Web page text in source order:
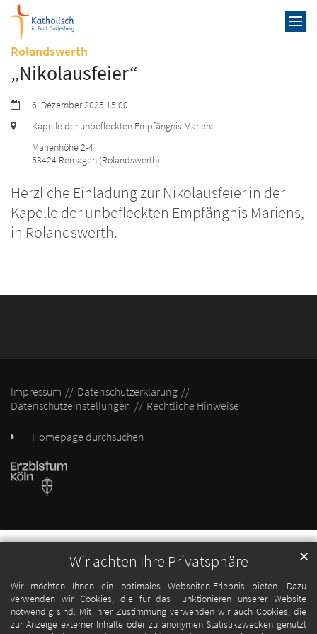
Wir achten Ihre Privatsphäre
Wir möchten Ihnen ein optimales Webseiten-Erlebnis bieten. Dazu
verwenden wir Cookies, die für das Funktionieren unserer Website
notwendig sind. Mit Ihrer Zustimmung verwenden wir auch Cookies, die
zur Anzeige externer Inhalte oder zu anonymen Statistikzwecken genutzt
✕
Zum Inhalt springen
Rolandswerth
„Nikolausfeier“
Datum:6. Dezember 2025 15:00
Ort:
Kapelle der unbefleckten Empfängnis Mariens
Marienhöhe 2-4
53424 Remagen (Rolandswerth)
Herzliche Einladung zur Nikolausfeier in der
Kapelle der unbefleckten Empfängnis Mariens,
in Rolandswerth.
Impressum
Datenschutzerklärung
Datenschutzeinstellungen
Rechtliche Hinweise
Homepage durchsuchen